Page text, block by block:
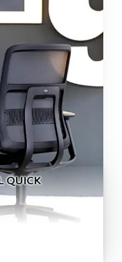
QUICK